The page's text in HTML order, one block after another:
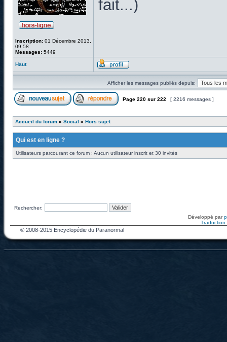
Inscription: 01 Décembre 2013,
09:58
Messages: 5449
fait...)
Haut
Afficher les messages publiés depuis:
Page 220 sur 222 [ 2216 messages ]
Accueil du forum » Social » Hors sujet
Qui est en ligne ?
Utilisateurs parcourant ce forum : Aucun utilisateur inscrit et 30 invités
Rechercher:
Développé par
Traduction
© 2008-2015 Encyclopédie du Paranormal